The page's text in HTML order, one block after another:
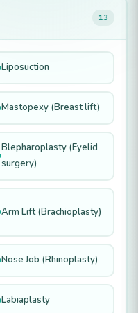
13
Liposuction
Mastopexy (Breast lift)
Blepharoplasty (Eyelid
surgery)
Arm Lift (Brachioplasty)
Nose Job (Rhinoplasty)
Labiaplasty